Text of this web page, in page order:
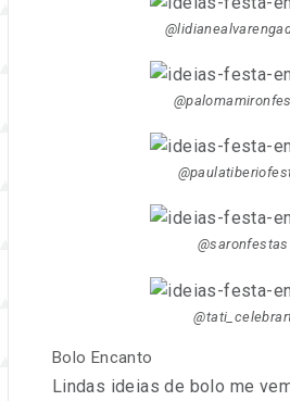
@saronfestas
Bolo Encanto
Lindas ideias de bolo me